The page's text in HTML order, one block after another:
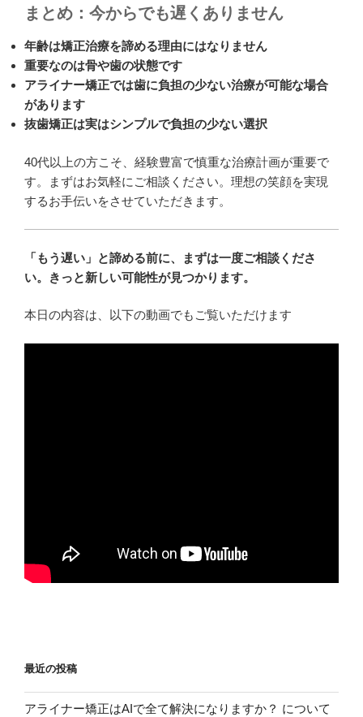
まとめ：今からでも遅くありません
年齢は矯正治療を諦める理由にはなりません
重要なのは骨や歯の状態です
アライナー矯正では歯に負担の少ない治療が可能な場合
があります
抜歯矯正は実はシンプルで負担の少ない選択
40代以上の方こそ、経験豊富で慎重な治療計画が重要で
す。まずはお気軽にご相談ください。理想の笑顔を実現
するお手伝いをさせていただきます。
「もう遅い」と諦める前に、まずは一度ご相談くださ
い。きっと新しい可能性が見つかります。
本日の内容は、以下の動画でもご覧いただけます
最近の投稿
アライナー矯正はAIで全て解決になりますか？ について